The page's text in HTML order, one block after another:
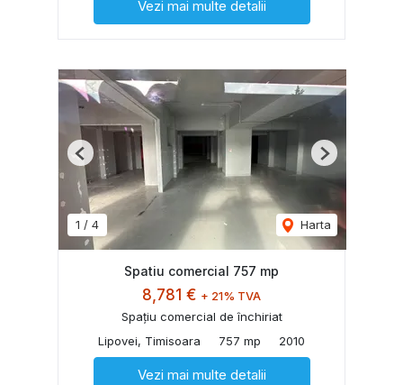
Vezi mai multe detalii
1 / 4 Harta
Previous Next
Spatiu comercial 757 mp
8,781 € + 21% TVA
Spațiu comercial de închiriat
Lipovei, Timisoara
757 mp 2010
Vezi mai multe detalii